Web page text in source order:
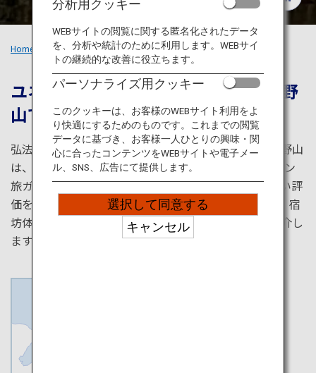
Home おすすめの旅 電車でめぐる関西：高野山
ユネスコ世界遺産にも登録された高野
山で、身も心も 浄化される旅
弘法大師空海によって開かれた日本仏教の一大聖地高野山
は、2004年にユネスコ世界遺産に登録され、ミシュラン
旅ガイド日本版においても三つ星を獲得しており、高い評
価を受けている参拝観光地です。周遊きっぷを使って、宿
坊体験を中心に日本の仏教に触れられるコースをご紹介し
ます。
分析用クッキー
WEBサイトの閲覧に関する匿名化されたデータ
を、分析や統計のために利用します。WEBサイ
トの継続的な改善に役立ちます。
パーソナライズ用クッキー
このクッキーは、お客様のWEBサイト利用をよ
り快適にするためのものです。これまでの閲覧
データに基づき、お客様一人ひとりの興味・関
心に合ったコンテンツをWEBサイトや電子メー
ル、SNS、広告にて提供します。
選択して同意する
キャンセル